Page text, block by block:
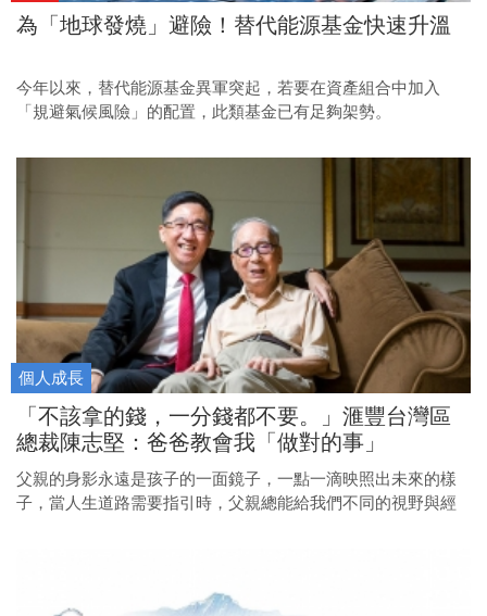
為「地球發燒」避險！替代能源基金快速升溫
今年以來，替代能源基金異軍突起，若要在資產組合中加入
「規避氣候風險」的配置，此類基金已有足夠架勢。
個人成長
「不該拿的錢，一分錢都不要。」滙豐台灣區
總裁陳志堅：爸爸教會我「做對的事」
父親的身影永遠是孩子的一面鏡子，一點一滴映照出未來的樣
子，當人生道路需要指引時，父親總能給我們不同的視野與經